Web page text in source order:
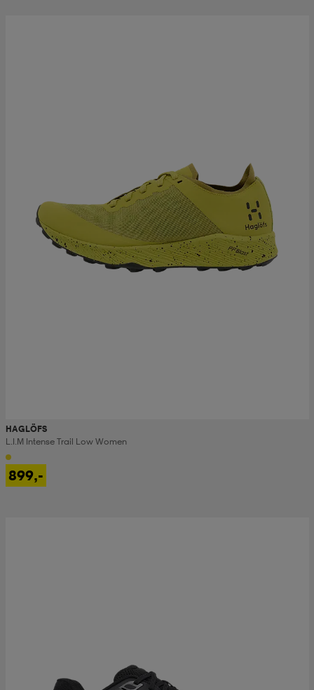
HAGLÖFS
L.i.m Intense Trail Low Women
899,-